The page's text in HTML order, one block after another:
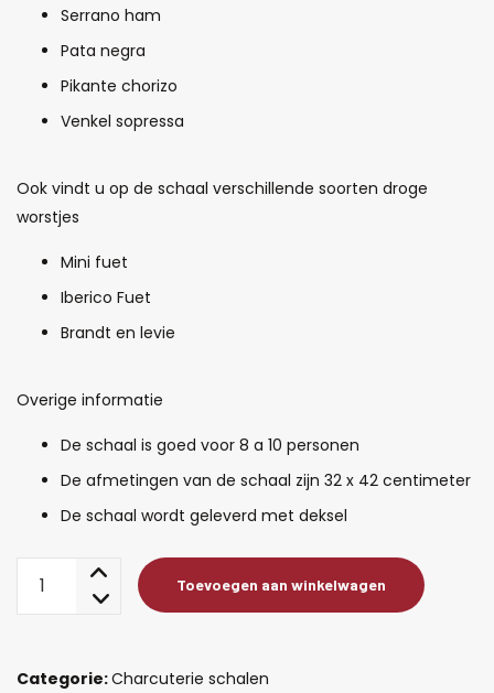
Serrano ham
Pata negra
Pikante chorizo
Venkel sopressa
Ook vindt u op de schaal verschillende soorten droge
worstjes
Mini fuet
Iberico Fuet
Brandt en levie
Overige informatie
De schaal is goed voor 8 a 10 personen
De afmetingen van de schaal zijn 32 x 42 centimeter
De schaal wordt geleverd met deksel
Standaard
charcuterie
Toevoegen aan winkelwagen
Categorie:Charcuterie schalen